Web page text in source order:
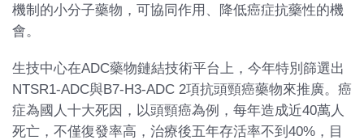
機制的小分子藥物，可協同作用、降低癌症抗藥性的機
會。
生技中心在ADC藥物鏈結技術平台上，今年特別篩選出
NTSR1-ADC與B7-H3-ADC 2項抗頭頸癌藥物來推廣。癌
症為國人十大死因，以頭頸癌為例，每年造成近40萬人
死亡，不僅復發率高，治療後五年存活率不到40%，目